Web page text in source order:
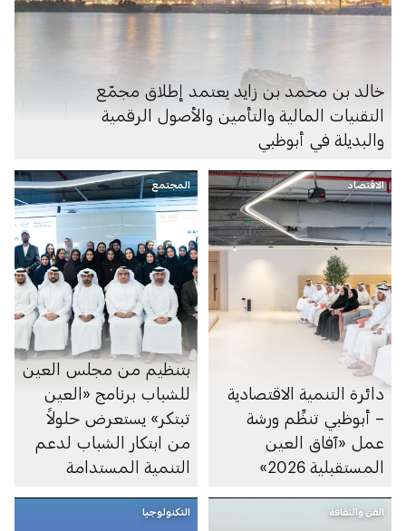
خالد بن محمد بن زايد يعتمد إطلاق مجمّع
التقنيات المالية والتأمين والأصول الرقمية
والبديلة في أبوظبي
الاقتصاد
دائرة التنمية الاقتصادية
– أبوظبي تنظِّم ورشة
عمل «آفاق العين
المستقبلية 2026»
المجتمع
بتنظيم من مجلس العين
للشباب برنامج «العين
تبتكر» يستعرض حلولاً
من ابتكار الشباب لدعم
التنمية المستدامة
الفن والثقافة التكنولوجيا